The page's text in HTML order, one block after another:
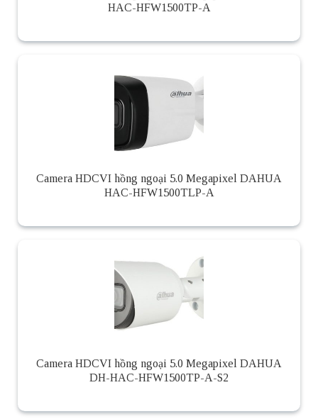
HAC-HFW1500TP-A
Camera HDCVI hồng ngoại 5.0 Megapixel DAHUA
HAC-HFW1500TLP-A
Camera HDCVI hồng ngoại 5.0 Megapixel DAHUA
DH-HAC-HFW1500TP-A-S2